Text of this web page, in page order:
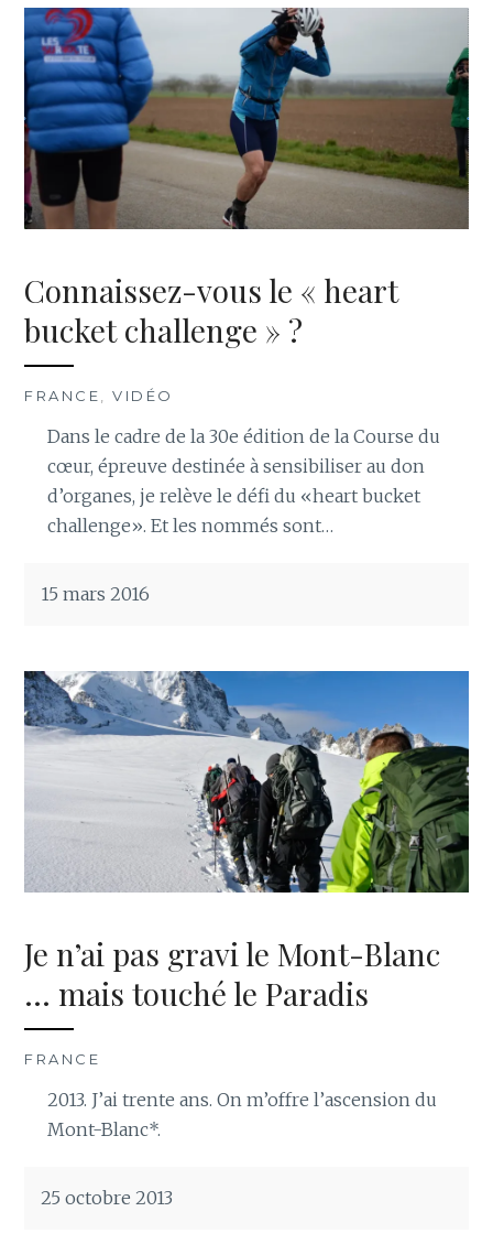
Connaissez-vous le « heart
bucket challenge » ?
FRANCE,VIDÉO
Dans le cadre de la 30e édition de la Course du
cœur, épreuve destinée à sensibiliser au don
d’organes, je relève le défi du «heart bucket
challenge». Et les nommés sont…
15 mars 2016
Je n’ai pas gravi le Mont-Blanc
… mais touché le Paradis
FRANCE
2013. J’ai trente ans. On m’offre l’ascension du
Mont-Blanc*.
25 octobre 2013